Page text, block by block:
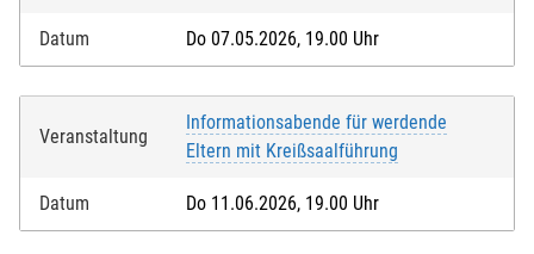
Datum Do 07.05.2026, 19.00 Uhr
Veranstaltung
Informationsabende für werdende
Eltern mit Kreißsaalführung
Datum Do 11.06.2026, 19.00 Uhr